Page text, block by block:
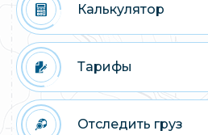
Калькулятор
Тарифы
Отследить груз